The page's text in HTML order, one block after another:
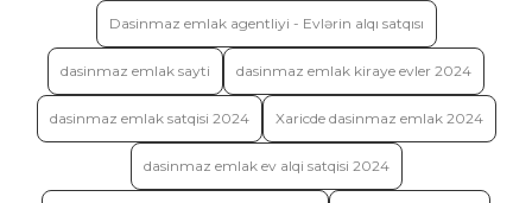
Dasinmaz emlak agentliyi - Evlərin alqı satqısı
dasinmaz emlak sayti dasinmaz emlak kiraye evler 2024
dasinmaz emlak satqisi 2024 Xaricde dasinmaz emlak 2024
dasinmaz emlak ev alqi satqisi 2024